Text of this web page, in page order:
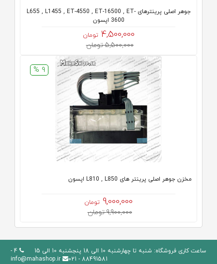
جوهر اصلی پرینترهای L655 , L1455 , ET-4550 , ET-16500 , ET-
3600 اپسون
4,500,000 تومان
5,500,000 تومان
9 %
مخزن جوهر اصلی پرینتر های L810 , L850 اپسون
9,000,000 تومان
9,900,000 تومان
ساعت کاری فروشگاه: شنبه تا چهارشنبه 10 الی 18 پنجشنبه 10 الی 15
4 -
88491581 - 021
info@mahashop.ir